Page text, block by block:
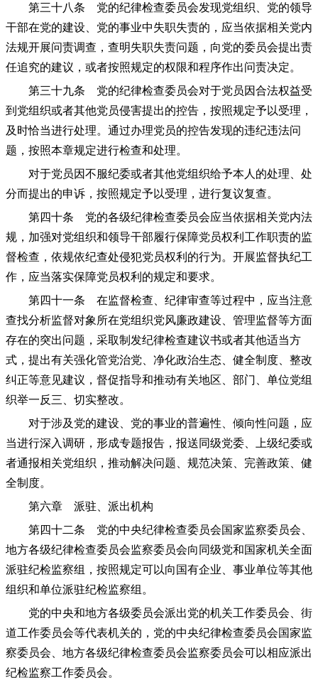
第三十八条 党的纪律检查委员会发现党组织、党的领导
干部在党的建设、党的事业中失职失责的，应当依据相关党内
法规开展问责调查，查明失职失责问题，向党的委员会提出责
任追究的建议，或者按照规定的权限和程序作出问责决定。
第三十九条 党的纪律检查委员会对于党员因合法权益受
到党组织或者其他党员侵害提出的控告，按照规定予以受理，
及时恰当进行处理。通过办理党员的控告发现的违纪违法问
题，按照本章规定进行检查和处理。
对于党员因不服纪委或者其他党组织给予本人的处理、处
分而提出的申诉，按照规定予以受理，进行复议复查。
第四十条 党的各级纪律检查委员会应当依据相关党内法
规，加强对党组织和领导干部履行保障党员权利工作职责的监
督检查，依规依纪查处侵犯党员权利的行为。开展监督执纪工
作，应当落实保障党员权利的规定和要求。
第四十一条 在监督检查、纪律审查等过程中，应当注意
查找分析监督对象所在党组织党风廉政建设、管理监督等方面
存在的突出问题，采取制发纪律检查建议书或者其他适当方
式，提出有关强化管党治党、净化政治生态、健全制度、整改
纠正等意见建议，督促指导和推动有关地区、部门、单位党组
织举一反三、切实整改。
对于涉及党的建设、党的事业的普遍性、倾向性问题，应
当进行深入调研，形成专题报告，报送同级党委、上级纪委或
者通报相关党组织，推动解决问题、规范决策、完善政策、健
全制度。
第六章 派驻、派出机构
第四十二条 党的中央纪律检查委员会国家监察委员会、
地方各级纪律检查委员会监察委员会向同级党和国家机关全面
派驻纪检监察组，按照规定可以向国有企业、事业单位等其他
组织和单位派驻纪检监察组。
党的中央和地方各级委员会派出党的机关工作委员会、街
道工作委员会等代表机关的，党的中央纪律检查委员会国家监
察委员会、地方各级纪律检查委员会监察委员会可以相应派出
纪检监察工作委员会。